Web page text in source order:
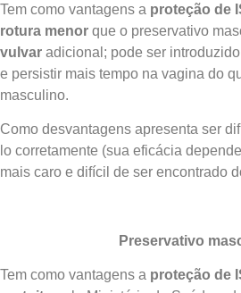
Tem como vantagens a proteção de
rotura menor que o preservativo
vulvar adicional; pode ser introduzido
e persistir mais tempo na vagina do
masculino.
Como desvantagens apresenta ser
lo corretamente (sua eficácia
mais caro e difícil de ser encontrado
Preservativo
Tem como vantagens a proteção de